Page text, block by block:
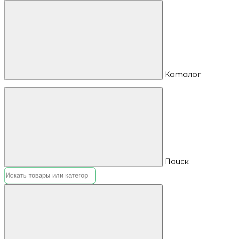
Каталог
Поиск